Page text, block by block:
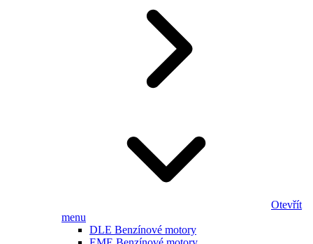
Otevřít
menu
DLE Benzínové motory